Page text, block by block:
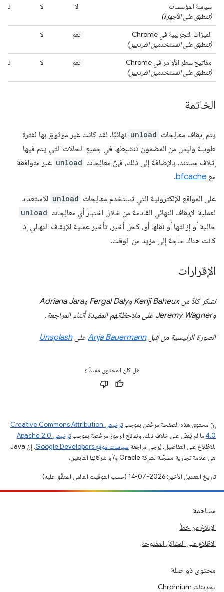
سياسة المؤسسات
(تنطبق على الأجهزة)
لا لا نعم
الميزات التجريبية في Chrome
(تنطبق على المستخدمين الفرديين)
نعم لا
مفاتيح سطر الأوامر في Chrome
(تنطبق على المستخدمين الفرديين)
نعم لا نعم
الخاتمة
يتم إيقاف معالِجات unload نهائيًا. لقد كانت غير موثوق بها لفترة
طويلة وليس من المضمون تنشيطها في جميع الحالات التي يتم فيها
إتلاف مستند. بالإضافة إلى ذلك، فإنّ معالِجات unload غير متوافقة
مع bfcache
.
على المواقع الإلكترونية التي تستخدم معالِجات unload الاستعداد
لعملية الإيقاف النهائي القادمة من خلال اختبار أي معالِجات unload
حالية أو إزالتها أو نقلها أو، كحل أخير، تأخير عملية الإيقاف النهائي إذا
كانت هناك حاجة إلى مزيد من الوقت.
الإقرارات
نشكر كلاً من Kenji Baheux وFergal Daly وAdriana Jara
وJeremy Wagner على ملاحظاتهم المفيدة أثناء المراجعة.
الصورة الرئيسية من قِبلAnja Bauermann علىUnsplash
هل كان المحتوى مفيدًا؟
إنّ محتوى هذه الصفحة مرخّص بموجب
ترخيص Creative Commons Attribution
4.0‏ ما لم يُنصّ على خلاف ذلك، ونماذج الرموز مرخّصة بموجبترخيص Apache 2.0‏
.
للاطّلاع على التفاصيل، يُرجى مراجعة سياسات موقع Google Developers‏
. إنّ Java
هي علامة تجارية مسجَّلة لشركة Oracle و/أو شركائها التابعين.
تاريخ التعديل الأخير: 2026-07-14 (حسب التوقيت العالمي المتفَّق عليه)
مساهمة
الإبلاغ عن خطأ
الاطّلاع على المشاكل المفتوحة
محتوى ذو صلة
تحديثات Chromium